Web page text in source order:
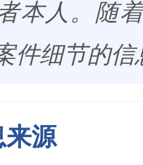
本人。随
件细节的
源